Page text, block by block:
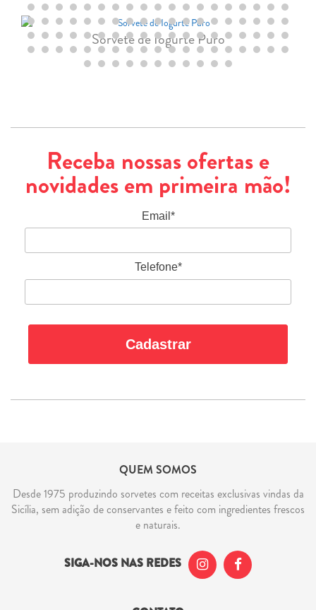
Sorvete de Iogurte Puro
Receba nossas ofertas e
novidades em primeira mão!
Email*
Telefone*
Cadastrar
QUEM SOMOS
Desde 1975 produzindo sorvetes com receitas exclusivas vindas da
Sicília, sem adição de conservantes e feito com ingredientes frescos
e naturais.
SIGA-NOS NAS REDES